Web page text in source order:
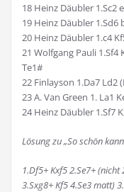
18 Heinz Däubler 1.Sc2
19 Heinz Däubler 1.Sd6
20 Heinz Däubler 1.c4
21 Wolfgang Pauli 1.Sf4
Te1#
22 Finlayson 1.Da7 Ld2
23 A. Van Green 1. La1
24 Heinz Däubler 1.Sf7
Lösung zu „So schön
1.Df5+ Kxf5 2.Se7+
3.Sxg8+ Kf5 4.Se3 matt)